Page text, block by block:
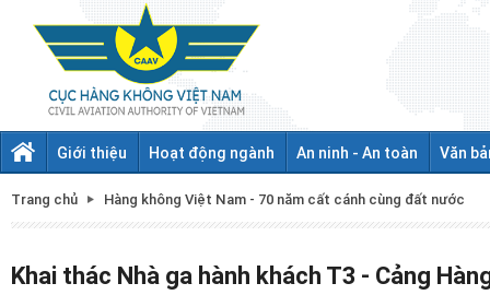
Giới thiệu Hoạt động ngành An ninh - An toàn Văn
Trang chủ Hàng không Việt Nam - 70 năm cất cánh cùng đất nước
Khai thác Nhà ga hành khách T3 - Cảng